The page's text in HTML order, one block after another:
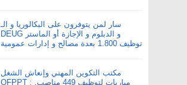
سار لمن يتوفرون على البكالوريا و الـ
DEUG و الدبلوم و الإجازة أو الماستر
توظيف 1.800 بعدة مصالح و إدارات عمومية
مكتب التكوين المهني وإنعاش الشغل
OFPPT : مباريات لتوظيف 449 مناصب.